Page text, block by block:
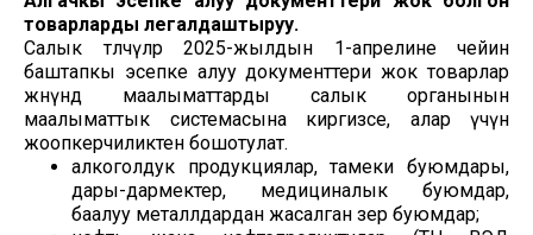
товарларды легалдаштыруу.
Салык төлөөчүлөр 2025-жылдын 1-апрелине чейин
баштапкы эсепке алуу документтери жок товарлар
жөнүндө маалыматтарды салык органынын
маалыматтык системасына киргизсе, алар үчүн
жоопкерчиликтен бошотулат.
алкоголдук продукциялар, тамеки буюмдары,
дары-дармектер, медициналык буюмдар,
баалуу металлдардан жасалган зер буюмдар;